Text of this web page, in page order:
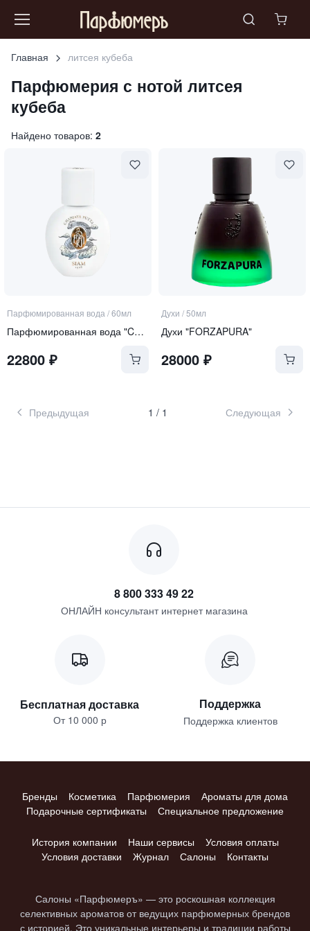
Главная литсея кубеба
Парфюмерия с нотой литсея
кубеба
Найдено товаров: 2
Парфюмированная вода /60мл
Парфюмированная вода "CHAPPAYA PUTTA"
22800 ₽
Духи /50мл
Духи "FORZAPURA"
28000₽
Предыдущая 1 / 1 Следующая
8 800 333 49 22
ОНЛАЙН консультант интернет магазина
Бесплатная доставка
От 10 000 р
Поддержка
Поддержка клиентов
Бренды Косметика Парфюмерия
Ароматы для дома
Подарочные сертификаты
Специальное предложение
История компании Наши сервисы
Условия оплаты
Условия доставки
Журнал Салоны Контакты
Салоны «Парфюмеръ» — это роскошная коллекция
селективных ароматов от ведущих парфюмерных брендов
с историей. Это уникальные интерьеры и традиции работы